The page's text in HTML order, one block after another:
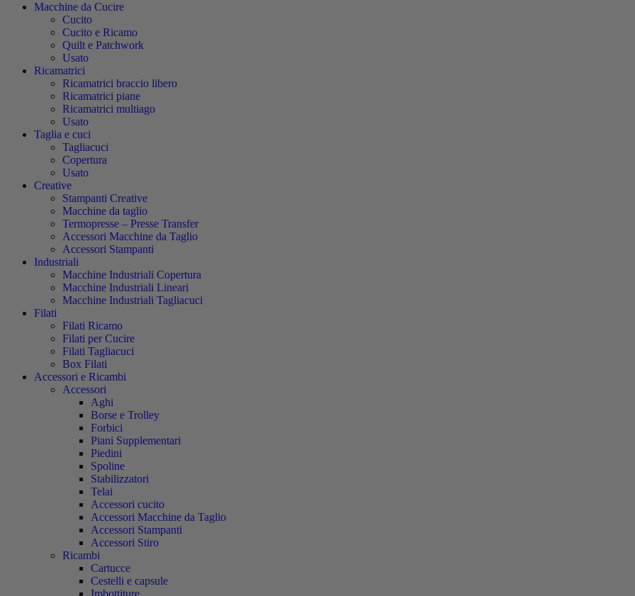
Macchine da Cucire
Cucito
Cucito e Ricamo
Quilt e Patchwork
Usato
Ricamatrici
Ricamatrici braccio libero
Ricamatrici piane
Ricamatrici multiago
Usato
Taglia e cuci
Tagliacuci
Copertura
Usato
Creative
Stampanti Creative
Macchine da taglio
Termopresse – Presse Transfer
Accessori Macchine da Taglio
Accessori Stampanti
Industriali
Macchine Industriali Copertura
Macchine Industriali Lineari
Macchine Industriali Tagliacuci
Filati
Filati Ricamo
Filati per Cucire
Filati Tagliacuci
Box Filati
Accessori e Ricambi
Accessori
Aghi
Borse e Trolley
Forbici
Piani Supplementari
Piedini
Spoline
Stabilizzatori
Telai
Accessori cucito
Accessori Macchine da Taglio
Accessori Stampanti
Accessori Stiro
Ricambi
Cartucce
Cestelli e capsule